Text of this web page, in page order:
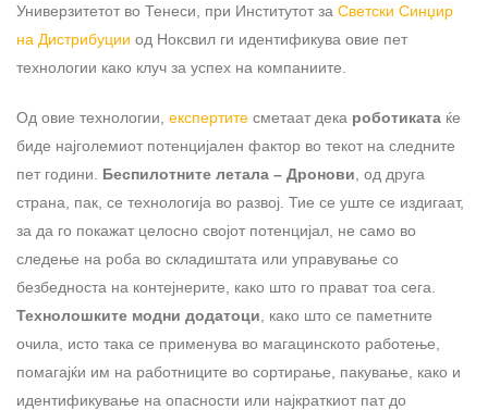
Универзитетот во Тенеси, при Институтот за Светски Синџир
на Дистрибуции од Ноксвил ги идентификува овие пет
технологии како клуч за успех на компаниите.
Од овие технологии, експертите сметаат дека роботиката ќе
биде најголемиот потенцијален фактор во текот на следните
пет години. Беспилотните летала – Дронови , од друга
страна, пак, се технологија во развој. Тие се уште се издигаат,
за да го покажат целосно својот потенцијал, не само во
следење на роба во складиштата или управување со
безбедноста на контејнерите, како што го прават тоа сега.
Технолошките модни додатоци , како што се паметните
очила, исто така се применува во магацинското работење,
помагајќи им на работниците во сортирање, пакување, како и
идентификување на опасности или најкраткиот пат до